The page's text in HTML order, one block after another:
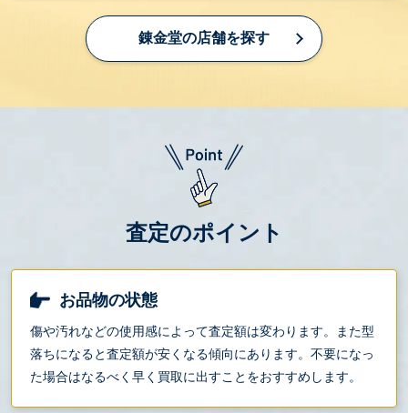
錬金堂の店舗を探す
査定のポイント
お品物の状態
傷や汚れなどの使用感によって査定額は変わります。また型
落ちになると査定額が安くなる傾向にあります。不要になっ
た場合はなるべく早く買取に出すことをおすすめします。